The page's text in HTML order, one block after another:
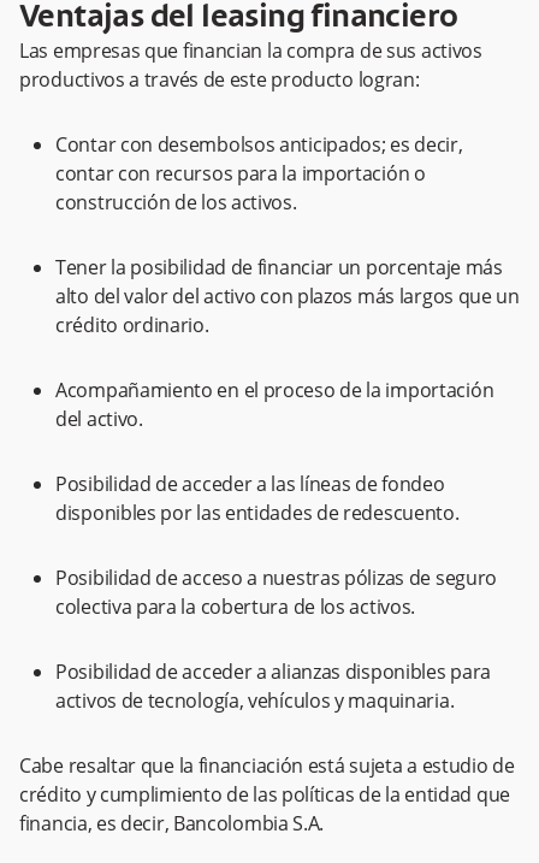
Ventajas del leasing financiero
Las empresas que financian la compra de sus activos
productivos a través de este producto logran:
Contar con desembolsos anticipados; es decir,
contar con recursos para la importación o
construcción de los activos.
Tener la posibilidad de financiar un porcentaje más
alto del valor del activo con plazos más largos que un
crédito ordinario.
Acompañamiento en el proceso de la importación
del activo.
Posibilidad de acceder a las líneas de fondeo
disponibles por las entidades de redescuento.
Posibilidad de acceso a nuestras pólizas de seguro
colectiva para la cobertura de los activos.
Posibilidad de acceder a alianzas disponibles para
activos de tecnología, vehículos y maquinaria.
Cabe resaltar que la financiación está sujeta a estudio de
crédito y cumplimiento de las políticas de la entidad que
financia, es decir, Bancolombia S.A.